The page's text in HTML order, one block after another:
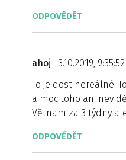
ODPOVĚDĚT
ahoj
3.10.2019, 9:35:52
To je dost nereálné.
a moc toho ani
Větnam za 3 týdny
ODPOVĚDĚT